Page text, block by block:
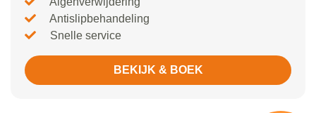
Antislipbehandeling
Snelle service
BEKIJK & BOEK